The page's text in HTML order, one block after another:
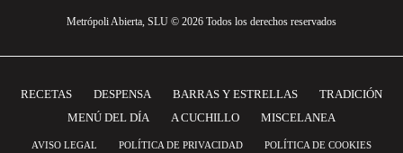
Metrópoli Abierta, SLU © 2026 Todos los derechos reservados
RECETAS DESPENSA BARRAS Y ESTRELLAS
TRADICIÓN
MENÚ DEL DÍA
A CUCHILLO MISCELANEA
AVISO LEGAL POLÍTICA DE PRIVACIDAD POLÍTICA DE COOKIES